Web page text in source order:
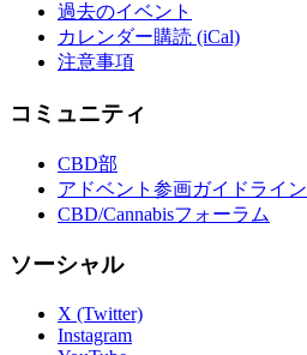
過去のイベント
カレンダー購読 (iCal)
注意事項
コミュニティ
CBD部
アドベント参画ガイドライン
CBD/Cannabisフォーラム
ソーシャル
X (Twitter)
Instagram